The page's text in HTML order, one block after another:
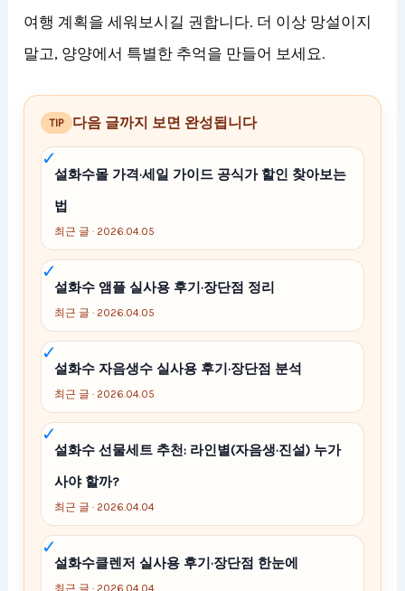
여행 계획을 세워보시길 권합니다. 더 이상 망설이지
말고, 양양에서 특별한 추억을 만들어 보세요.
TIP 다음 글까지 보면 완성됩니다
설화수몰 가격·세일 가이드 공식가 할인 찾아보는
법
최근 글 · 2026.04.05
설화수 앰플 실사용 후기·장단점 정리
최근 글 · 2026.04.05
설화수 자음생수 실사용 후기·장단점 분석
최근 글 · 2026.04.05
설화수 선물세트 추천: 라인별(자음생·진설) 누가
사야 할까?
최근 글 · 2026.04.04
설화수클렌저 실사용 후기·장단점 한눈에
최근 글 · 2026.04.04